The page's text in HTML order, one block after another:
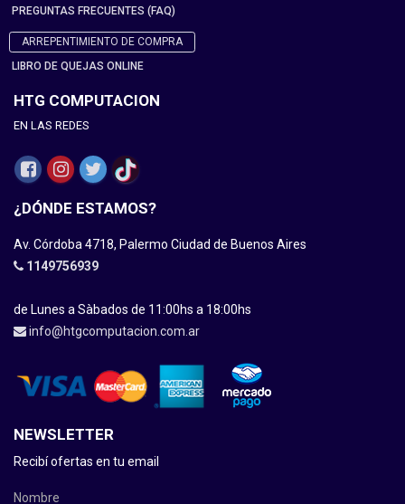
PREGUNTAS FRECUENTES (FAQ)
ARREPENTIMIENTO DE COMPRA
LIBRO DE QUEJAS ONLINE
HTG COMPUTACION
EN LAS REDES
¿DÓNDE ESTAMOS?
Av. Córdoba 4718, Palermo Ciudad de Buenos Aires
1149756939
de Lunes a Sàbados de 11:00hs a 18:00hs
info@htgcomputacion.com.ar
NEWSLETTER
Recibí ofertas en tu email